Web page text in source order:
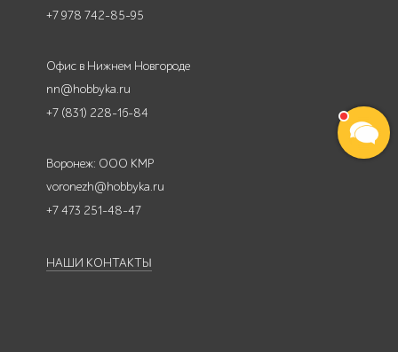
+7 978 742-85-95
Офис в Нижнем Новгороде
nn@hobbyka.ru
+7 (831) 228-16-84
Воронеж: ООО КМР
voronezh@hobbyka.ru
+7 473 251-48-47
НАШИ КОНТАКТЫ